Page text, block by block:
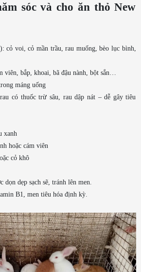
sóc và cho ăn thỏ New
cỏ voi, cỏ mần trầu, rau muống, bèo lục bình,
bắp, khoai, bã đậu nành, bột sắn…
máng uống
có thuốc trừ sâu, rau dập nát – dễ gây tiêu
xanh
hoặc cám viên
cỏ khô
dẹp sạch sẽ, tránh lên men.
B1, men tiêu hóa định kỳ.